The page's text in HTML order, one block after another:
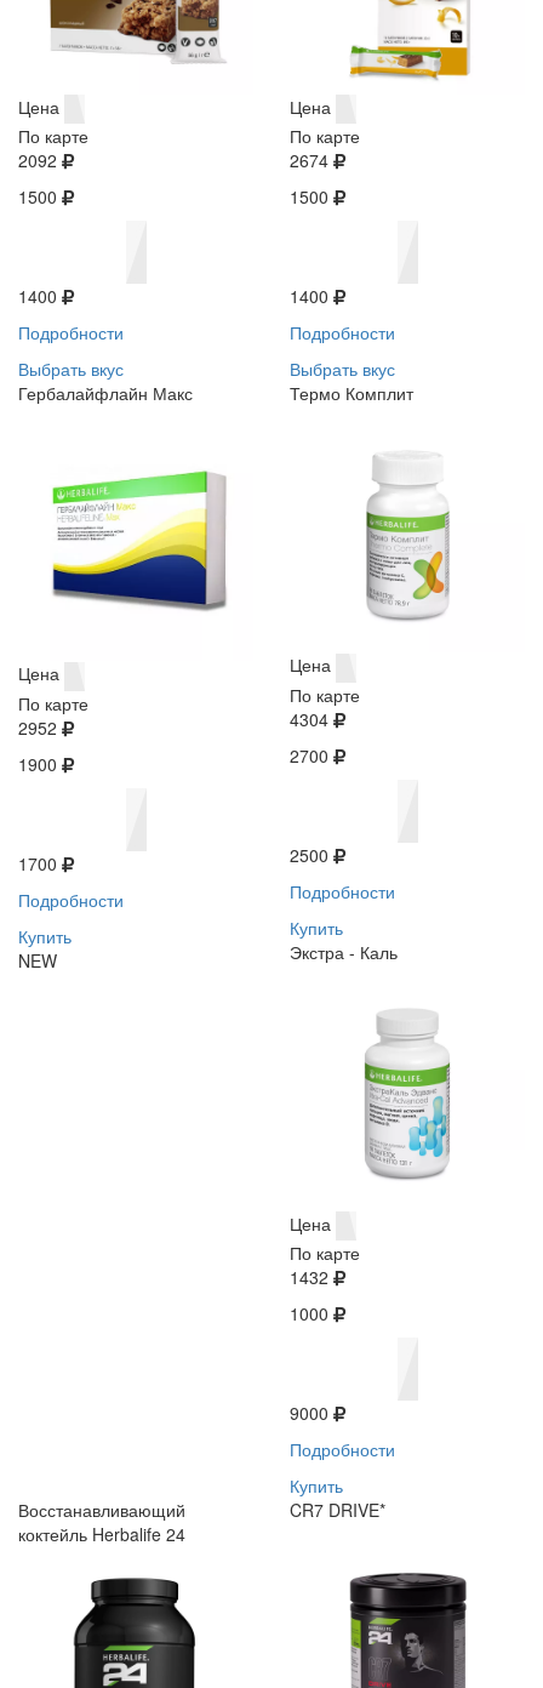
Цена
По карте
2092
1500
1400
Подробности
Выбрать вкус
Цена
По карте
2674
1500
1400
Подробности
Выбрать вкус
Гербалайфлайн Макс
Цена
По карте
2952
1900
1700
Подробности
Купить
NEW
Термо Комплит
Цена
По карте
4304
2700
2500
Подробности
Купить
Экстра - Каль
Цена
По карте
1432
1000
9000
Подробности
Купить
Восстанавливающий
коктейль Herbalife 24
CR7 DRIVE*